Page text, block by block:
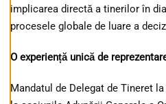
implicarea directă a tinerilor în
procesele globale de luare a
O experiență unică de
Mandatul de Delegat de Tineret